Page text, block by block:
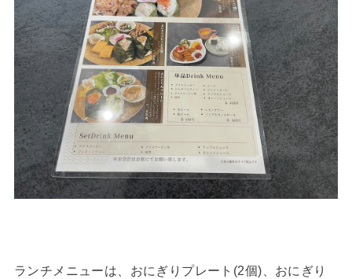
ランチメニューは、おにぎりプレート(2個)、おにぎり